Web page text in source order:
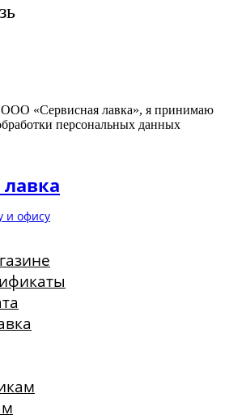
ООО «Сервисная лавка», я принимаю
персональных данных
и офису